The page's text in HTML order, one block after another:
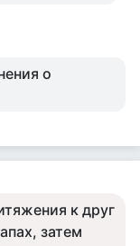
о
к друг
затем